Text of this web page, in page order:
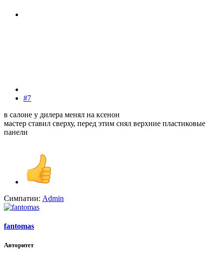
#7
в салоне у дилера менял на ксенон
мастер ставил сверху, перед этим снял верхние пластиковые
панели
Симпатии: Admin
fantomas
Авторитет